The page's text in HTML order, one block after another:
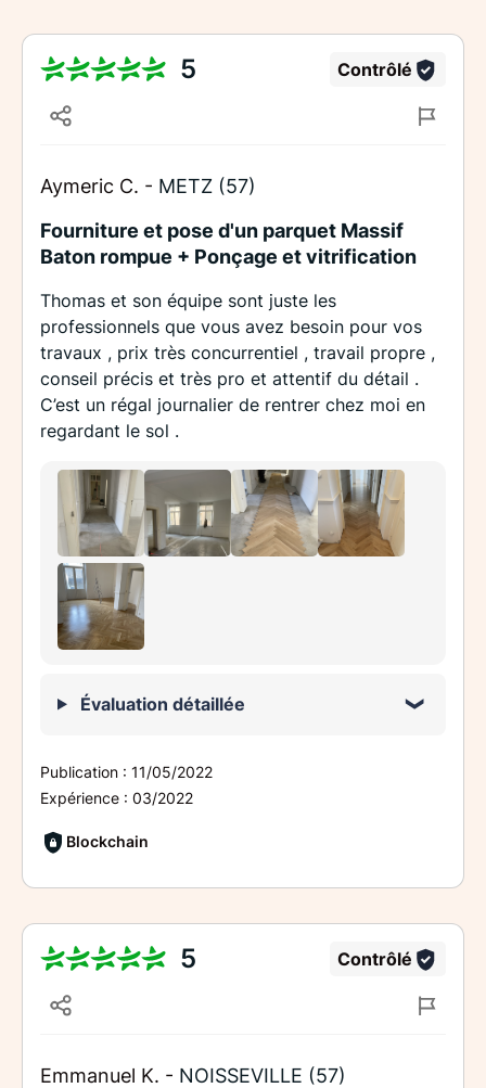
5 Contrôlé
Aymeric C. - METZ (57)
Fourniture et pose d'un parquet Massif
Baton rompue + Ponçage et vitrification
Thomas et son équipe sont juste les
professionnels que vous avez besoin pour vos
travaux , prix très concurrentiel , travail propre ,
conseil précis et très pro et attentif du détail .
C’est un régal journalier de rentrer chez moi en
regardant le sol .
Évaluation détaillée
Publication : 11/05/2022
Expérience : 03/2022
Blockchain
5 Contrôlé
Emmanuel K. - NOISSEVILLE (57)